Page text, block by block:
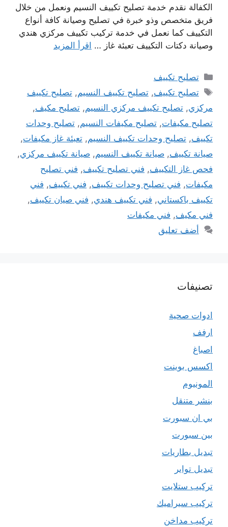
الكفالة نقدم خدمة تصليح تكييف النسيم ونعمل من خلال
فريق متخصص وذو خبرة في تصليح وصيانة كافة أنواع
التكييف كما نعمل في خدمة تركيب تكييف مركزي هندي
وصيانة دكتات التكييف تعبئة غاز … اقرأ المزيد
التصنيفات
تصليح تكييف
الوسوم
تصليح تكييف,تصليح تكييف النسيم,تصليح تكييف
مركزي, تصليح تكييف مركزي النسيم, تصليح مكيف,
تصليح مكيفات, تصليح مكيفات النسيم, تصليح وحدات
تكييف, تصليح وحدات تكييف النسيم, تعبئة غاز مكيفات,
صيانة تكييف, صيانة تكييف النسيم, صيانة تكييف مركزي,
فحص غاز التكييف, فني تصليح تكييف, فني تصليح
مكيفات, فني تصليح وحدات تكييف, فني تكييف, فني
تكييف باكستاني, فني تكييف هندي, فني صيان تكييف,
فني مكيف, فني مكيفات
أضف تعليق
تصنيفات
ادوات صحية
ارفف
اصباغ
اكسس بوينت
المونيوم
بنشر متنقل
بي ان سبورت
بين سبورت
تبديل بطاريات
تبديل تواير
تركيب ستلايت
تركيب سيراميك
تركيب مداخن